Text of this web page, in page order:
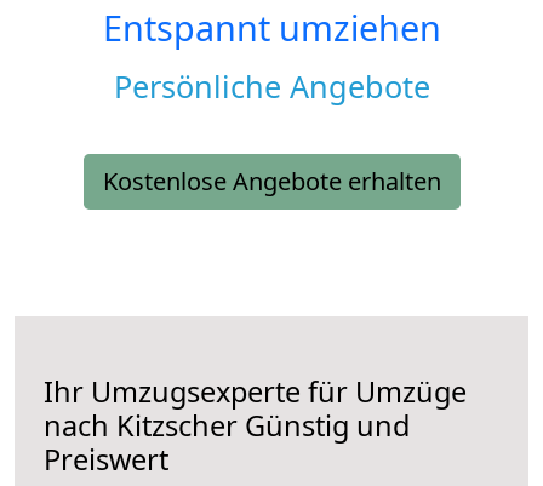
Entspannt umziehen
Persönliche Angebote
Kostenlose Angebote erhalten
Ihr Umzugsexperte für Umzüge
nach Kitzscher Günstig und
Preiswert